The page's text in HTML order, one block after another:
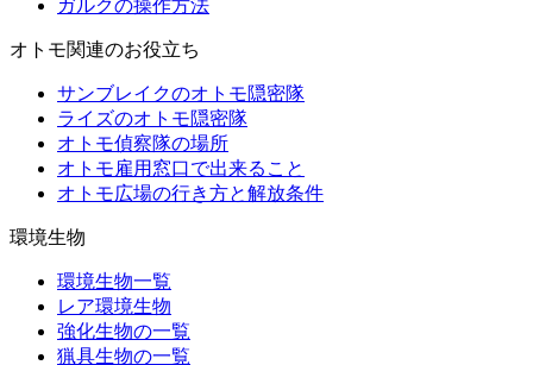
ガルクの操作方法
オトモ関連のお役立ち
サンブレイクのオトモ隠密隊
ライズのオトモ隠密隊
オトモ偵察隊の場所
オトモ雇用窓口で出来ること
オトモ広場の行き方と解放条件
環境生物
環境生物一覧
レア環境生物
強化生物の一覧
猟具生物の一覧